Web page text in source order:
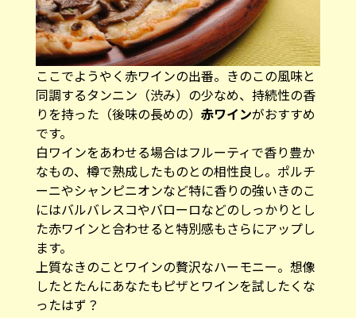
ここでようやく赤ワインの出番。きのこの風味と
同調するタンニン（渋み）の少なめ、持続性の香
りを持った（後味の長めの） 赤ワインがおすすめ
です。
白ワインをあわせる場合はフルーティで香り豊か
なもの、樽で熟成したものとの相性良し。ポルチ
ーニやシャンピニオンなど特に香りの強いきのこ
にはバルバレスコやバローロなどのしっかりとし
た赤ワインと合わせると特別感もさらにアップし
ます。
上質なきのことワインの贅沢なハーモニー。想像
したとたんにあなたもピザとワインを試したくな
ったはず？